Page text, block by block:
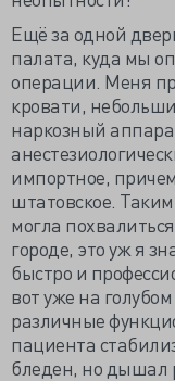
Ещё за одной
палата, куда мы
операции. Меня
кровати,
наркозный
импортное,
штатовское.
могла
городе, это уж я
быстро и
вот уже на
различные
пациента
бледен, но дышал